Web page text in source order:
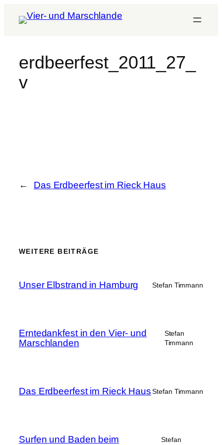
erdbeerfest_2011_27_
v
← Das Erdbeerfest im Rieck Haus
WEITERE BEITRÄGE
Unser Elbstrand in Hamburg Stefan Timmann
Erntedankfest in den Vier- und
Marschlanden
Stefan
Timmann
Das Erdbeerfest im Rieck Haus Stefan Timmann
Surfen und Baden beim
Stefan